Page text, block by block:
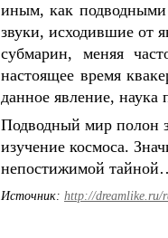
иным, как
звуки, исходившие от
субмарин, меняя
настоящее время
данное явление,
Подводный мир полон
изучение космоса.
непостижимой
Источник: http://dreamlike.ru/